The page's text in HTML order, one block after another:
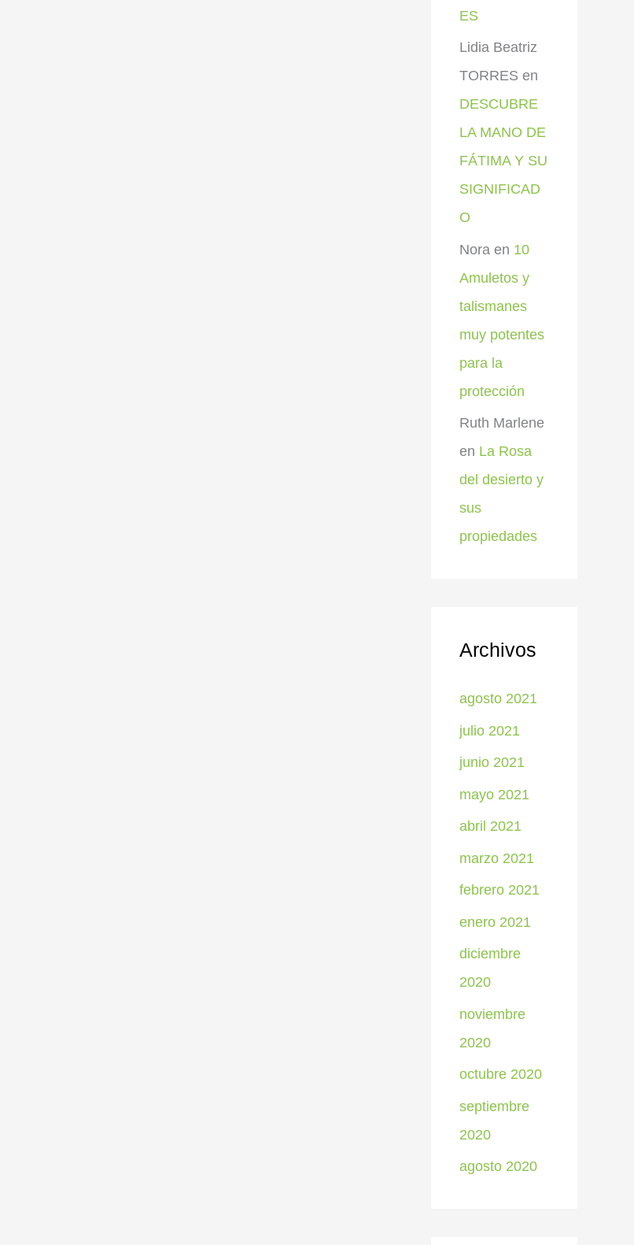
ES
Lidia Beatriz
TORRES en
DESCUBRE
LA MANO DE
FÁTIMA Y SU
SIGNIFICAD
O
Nora en 10
Amuletos y
talismanes
muy potentes
para la
protección
Ruth Marlene
en La Rosa
del desierto y
sus
propiedades
Archivos
agosto 2021
julio 2021
junio 2021
mayo 2021
abril 2021
marzo 2021
febrero 2021
enero 2021
diciembre
2020
noviembre
2020
octubre 2020
septiembre
2020
agosto 2020